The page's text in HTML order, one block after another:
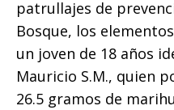
patrullajes de
Bosque, los
un joven de 18 años
Mauricio S.M., quien
26.5 gramos de